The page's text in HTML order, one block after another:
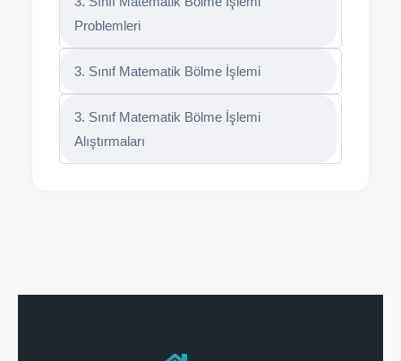
Problemleri
3. Sınıf Matematik Bölme İşlemi
3. Sınıf Matematik Bölme İşlemi
Alıştırmaları